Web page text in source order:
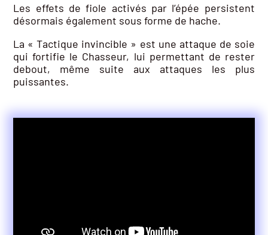
Les effets de fiole activés par l’épée persistent
désormais également sous forme de hache.
La « Tactique invincible » est une attaque de soie
qui fortifie le Chasseur, lui permettant de rester
debout, même suite aux attaques les plus
puissantes.